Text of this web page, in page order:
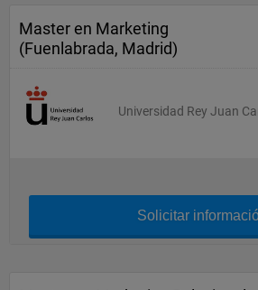
Master en Marketing
(Fuenlabrada, Madrid)
Universidad Rey Juan
Solicitar